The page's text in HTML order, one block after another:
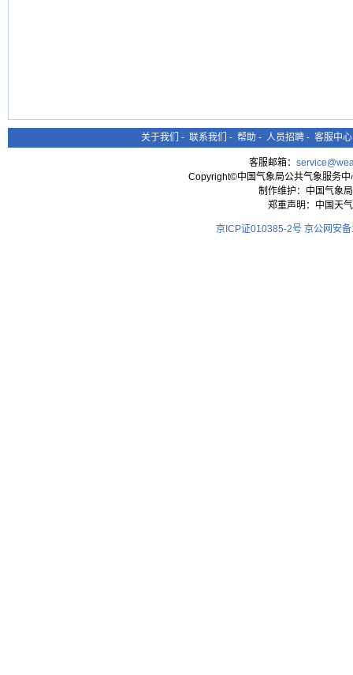
关于我们 - 联系我们 - 帮助 - 人员招聘 - 客服中心
客服邮箱：
Copyright©中国气象局公共气象服务
制作维护：中国气象
郑重声明：中国天
京ICP证010385-2号 京公网安